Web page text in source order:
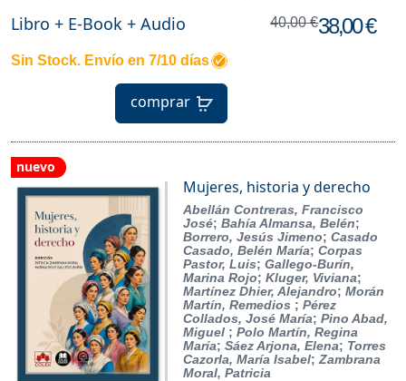
Libro + E-Book + Audio 40,00 €38,00 €
Sin Stock. Envío en 7/10 días
comprar
nuevo
Mujeres, historia y derecho
Abellán Contreras, Francisco
José; Bahía Almansa, Belén;
Borrero, Jesús Jimeno; Casado
Casado, Belén María; Corpas
Pastor, Luis; Gallego-Burín,
Marina Rojo; Kluger, Viviana;
Martínez Dhier, Alejandro; Morán
Martín, Remedios ; Pérez
Collados, José María; Pino Abad,
Miguel ; Polo Martín, Regina
María; Sáez Arjona, Elena; Torres
Cazorla, María Isabel; Zambrana
Moral, Patricia